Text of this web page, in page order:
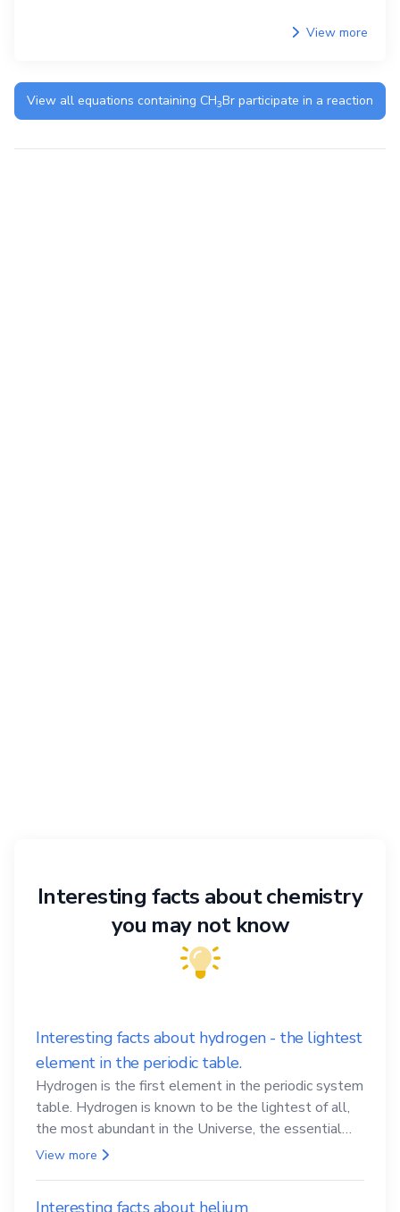
View more
View all equations containing CH3Br participate in a reaction
Interesting facts about chemistry
you may not know
Interesting facts about hydrogen - the lightest
element in the periodic table.
Hydrogen is the first element in the periodic system
table. Hydrogen is known to be the lightest of all,
the most abundant in the Universe, the essential
element for life
View more